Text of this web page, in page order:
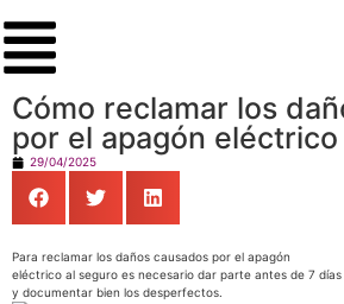
Cómo reclamar los
por el apagón eléctrico
29/04/2025
Para reclamar los daños causados por el apagón
eléctrico al seguro es necesario dar parte antes de 7 días
y documentar bien los desperfectos.